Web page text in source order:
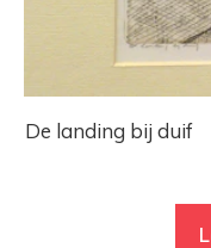
De landing bij duif